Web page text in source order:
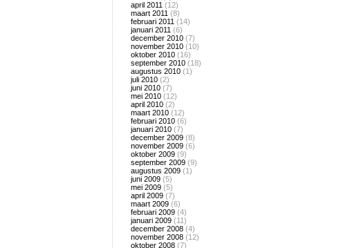
april 2011 (12)
maart 2011 (8)
februari 2011 (14)
januari 2011 (6)
december 2010 (7)
november 2010 (10)
oktober 2010 (16)
september 2010 (18)
augustus 2010 (1)
juli 2010 (2)
juni 2010 (7)
mei 2010 (12)
april 2010 (2)
maart 2010 (12)
februari 2010 (6)
januari 2010 (7)
december 2009 (8)
november 2009 (6)
oktober 2009 (9)
september 2009 (9)
augustus 2009 (1)
juni 2009 (5)
mei 2009 (5)
april 2009 (7)
maart 2009 (6)
februari 2009 (4)
januari 2009 (11)
december 2008 (4)
november 2008 (12)
oktober 2008 (7)